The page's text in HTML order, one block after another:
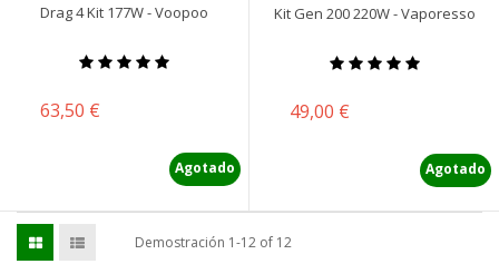
Drag 4 Kit 177W - Voopoo
Precio
63,50 €
Agotado
Kit Gen 200 220W - Vaporesso
Precio
49,00 €
Agotado
Demostración 1-12 of 12